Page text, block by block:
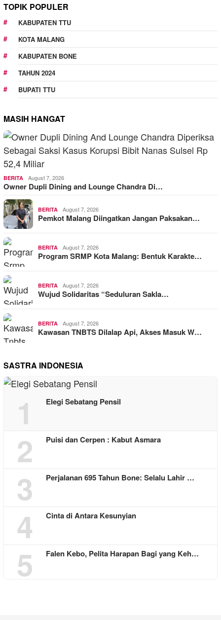
TOPIK POPULER
KABUPATEN TTU
KOTA MALANG
KABUPATEN BONE
TAHUN 2024
BUPATI TTU
MASIH HANGAT
BERITA August 7, 2026
Owner Dupli Dining and Lounge Chandra Di…
BERITA August 7, 2026
Pemkot Malang Diingatkan Jangan Paksakan…
BERITA August 7, 2026
Program SRMP Kota Malang: Bentuk Karakte…
BERITA August 7, 2026
Wujud Solidaritas “Seduluran Sakla…
BERITA August 7, 2026
Kawasan TNBTS Dilalap Api, Akses Masuk W…
SASTRA INDONESIA
1 Elegi Sebatang Pensil
2 Puisi dan Cerpen : Kabut Asmara
3 Perjalanan 695 Tahun Bone: Selalu Lahir …
4 Cinta di Antara Kesunyian
5 Falen Kebo, Pelita Harapan Bagi yang Keh…